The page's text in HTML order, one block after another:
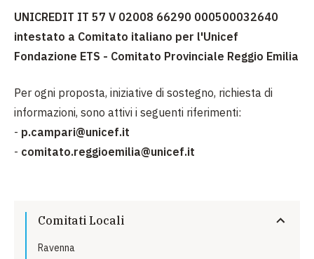
UNICREDIT IT 57 V 02008 66290 000500032640
intestato a Comitato italiano per l'Unicef
Fondazione ETS - Comitato Provinciale Reggio Emilia
Per ogni proposta, iniziative di sostegno, richiesta di
informazioni, sono attivi i seguenti riferimenti:
- p.campari@unicef.it
- comitato.reggioemilia@unicef.it
Comitati Locali
Ravenna